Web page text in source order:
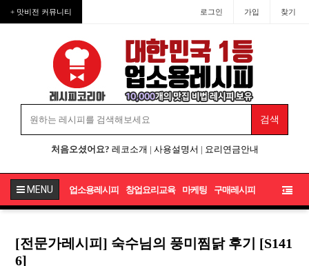
+ 맛비전 커뮤니티 로그인 가입 찾기
처음오셨어요? 레코소개 | 사용설명서 | 요리연금안내
MENU 업소용레시피 창업요리교육 마케팅 구매레시피
[전문가레시피] 숙수님의 풍미찜닭 후기 [S141
6]